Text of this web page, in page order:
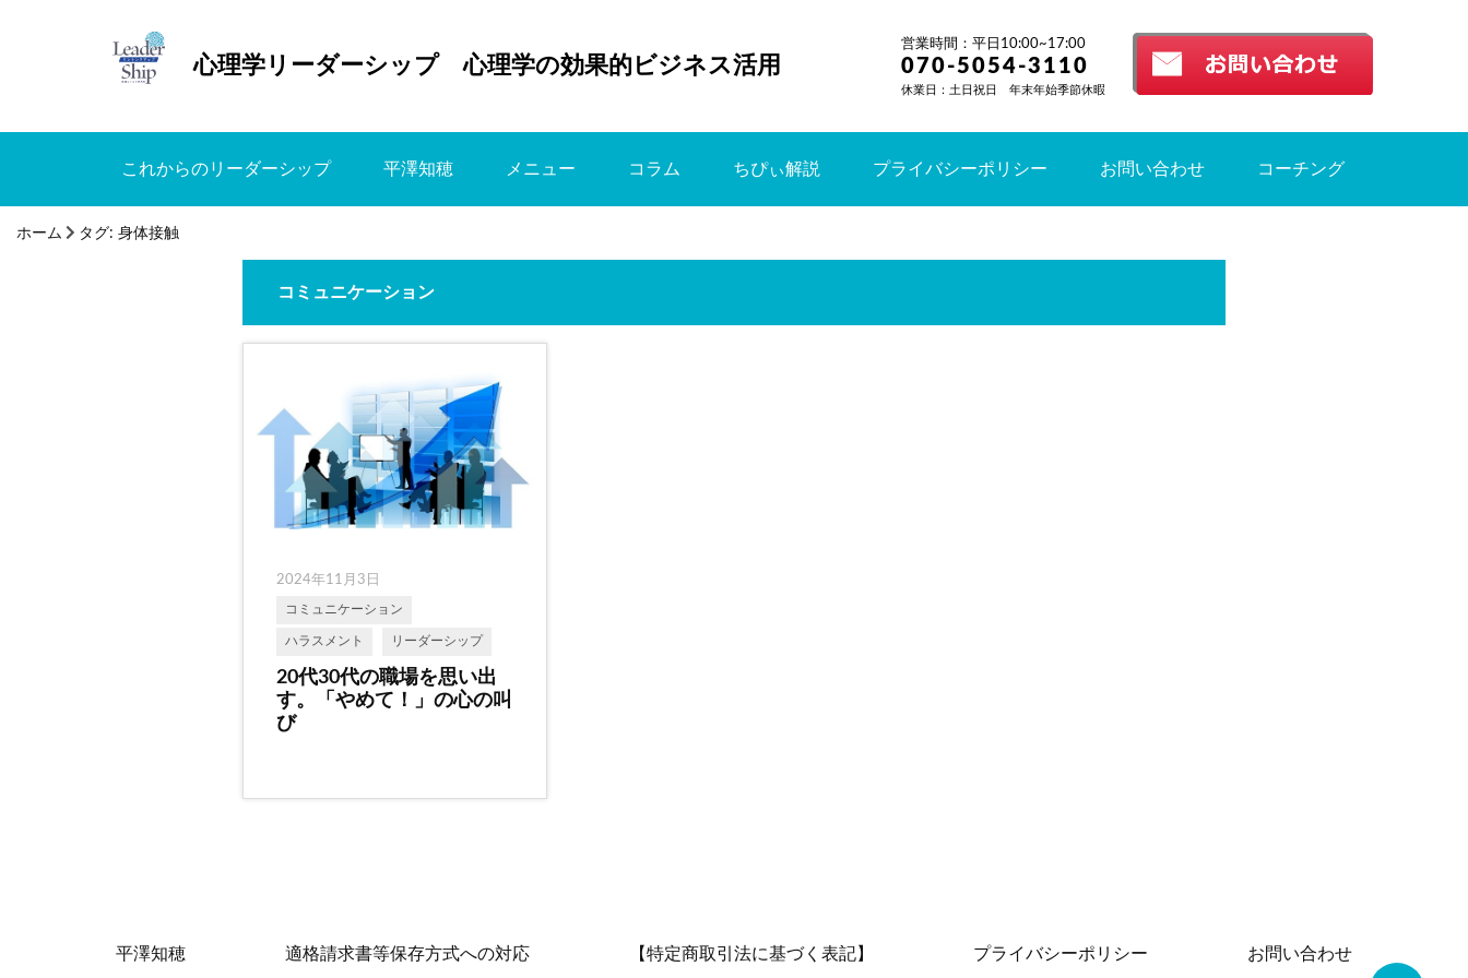
心理学リーダーシップ 心理学の効果的ビジネス活用
営業時間：平日10:00~17:00
070-5054-3110
休業日：土日祝日 年末年始季節休暇
これからのリーダーシップ 平澤知穂 メニュー コラム ちぴぃ解説 プライバシーポリシー お問い合わせ コーチング
ホーム タグ: 身体接触
コミュニケーション
2024年11月3日
コミュニケーション
ハラスメント リーダーシップ
20代30代の職場を思い出
す。「やめて！」の心の叫
び
平澤知穂 適格請求書等保存方式への対応 【特定商取引法に基づく表記】 プライバシーポリシー お問い合わせ